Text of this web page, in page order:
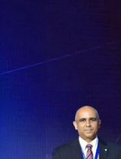
للحصول
عن
المصاريف